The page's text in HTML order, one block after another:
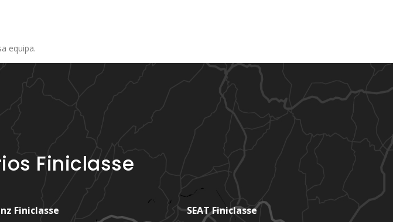
equipa.
Finiclasse
Finiclasse SEAT Finiclasse